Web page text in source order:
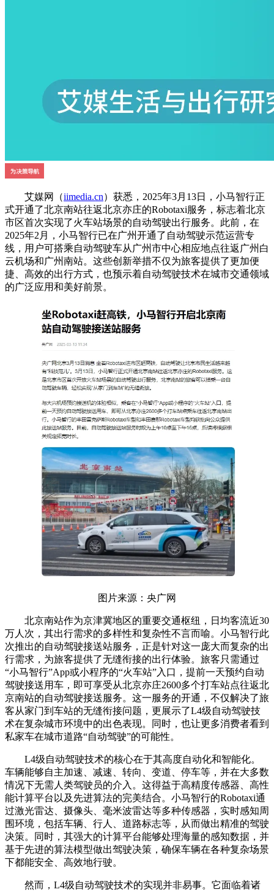
艾媒网（iimedia.cn）获悉，2025年3月13日，小马智行正
式开通了北京南站往返北京亦庄的Robotaxi服务，标志着北京
市区首次实现了火车站场景的自动驾驶出行服务。此前，在
2025年2月，小马智行已在广州开通了自动驾驶示范运营专
线，用户可搭乘自动驾驶车从广州市中心相应地点往返广州白
云机场和广州南站。这些创新举措不仅为旅客提供了更加便
捷、高效的出行方式，也预示着自动驾驶技术在城市交通领域
的广泛应用和美好前景。
图片来源：央广网
北京南站作为京津冀地区的重要交通枢纽，日均客流近30
万人次，其出行需求的多样性和复杂性不言而喻。小马智行此
次推出的自动驾驶接送站服务，正是针对这一庞大而复杂的出
行需求，为旅客提供了无缝衔接的出行体验。旅客只需通过
“小马智行”App或小程序的“火车站”入口，提前一天预约自动
驾驶接送用车，即可享受从北京亦庄2600多个打车站点往返北
京南站的自动驾驶接送服务。这一服务的开通，不仅解决了旅
客从家门到车站的无缝衔接问题，更展示了L4级自动驾驶技
术在复杂城市环境中的出色表现。同时，也让更多消费者看到
私家车在城市道路“自动驾驶”的可能性。
L4级自动驾驶技术的核心在于其高度自动化和智能化。
车辆能够自主加速、减速、转向、变道、停车等，并在大多数
情况下无需人类驾驶员的介入。这得益于高精度传感器、高性
能计算平台以及先进算法的完美结合。小马智行的Robotaxi通
过激光雷达、摄像头、毫米波雷达等多种传感器，实时感知周
围环境，包括车辆、行人、道路标志等，从而做出精准的驾驶
决策。同时，其强大的计算平台能够处理海量的感知数据，并
基于先进的算法模型做出驾驶决策，确保车辆在各种复杂场景
下都能安全、高效地行驶。
然而，L4级自动驾驶技术的实现并非易事。它面临着诸